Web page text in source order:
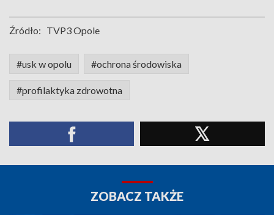
Źródło: TVP3 Opole
#usk w opolu #ochrona środowiska
#profilaktyka zdrowotna
ZOBACZ TAKŻE